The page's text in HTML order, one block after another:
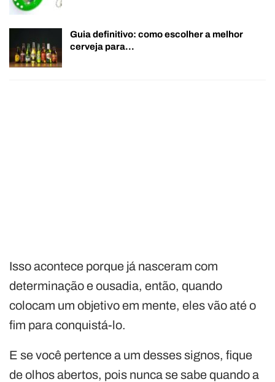
Guia definitivo: como escolher a melhor
cerveja para…
Isso acontece porque já nasceram com
determinação e ousadia, então, quando
colocam um objetivo em mente, eles vão até o
fim para conquistá-lo.
E se você pertence a um desses signos, fique
de olhos abertos, pois nunca se sabe quando a